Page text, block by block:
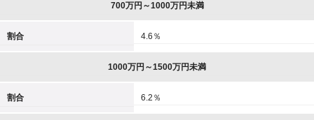
700万円～1000万円未満
割合 4.6％
1000万円～1500万円未満
割合 6.2％